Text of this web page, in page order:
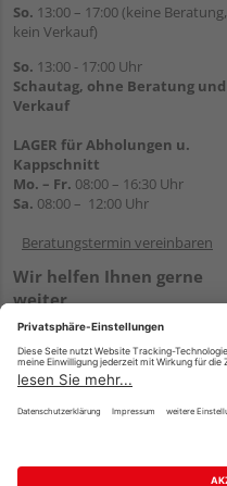
So. 13:00 – 17:00 (keine Beratung,
kein Verkauf)
So. 13:00 - 17:00 Uhr
Schautag, ohne Beratung und
Verkauf
LAGER für Abholungen u.
Kappschnitt
Mo. – Fr. 08:00 – 16:30 Uhr
Sa. 08:00 – 12:00 Uhr
Beratungstermin vereinbaren
Wir helfen Ihnen gerne
weiter
Tel.:+49 5647 94660
WhatsApp
Impressum AGB